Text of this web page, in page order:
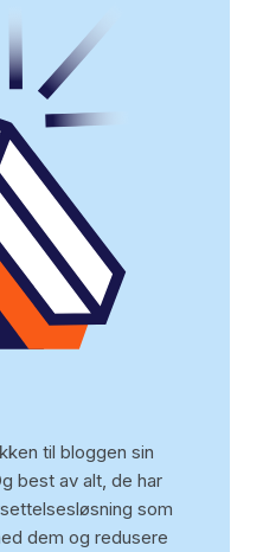
til bloggen sin
best av alt, de har
som
dem og redusere